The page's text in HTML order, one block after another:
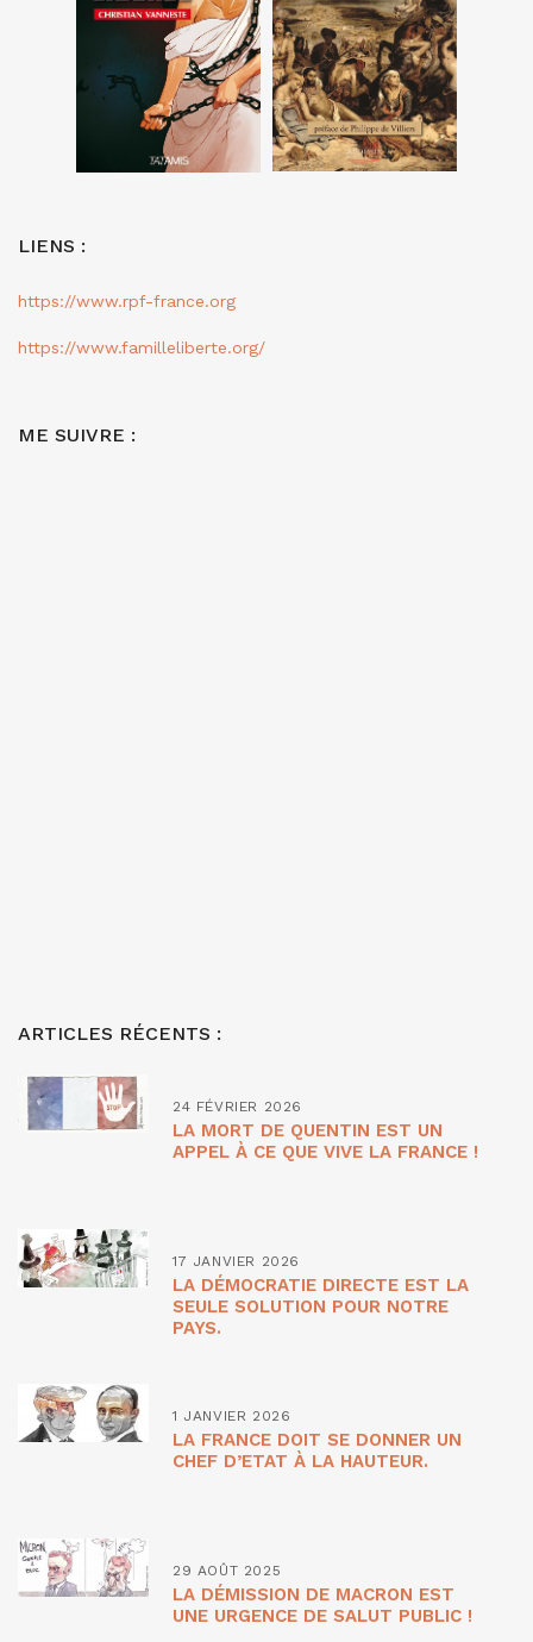
LIENS :
https://www.rpf-france.org
https://www.familleliberte.org/
ME SUIVRE :
ARTICLES RÉCENTS :
24 FÉVRIER 2026
LA MORT DE QUENTIN EST UN
APPEL À CE QUE VIVE LA FRANCE !
17 JANVIER 2026
LA DÉMOCRATIE DIRECTE EST LA
SEULE SOLUTION POUR NOTRE
PAYS.
1 JANVIER 2026
LA FRANCE DOIT SE DONNER UN
CHEF D’ETAT À LA HAUTEUR.
29 AOÛT 2025
LA DÉMISSION DE MACRON EST
UNE URGENCE DE SALUT PUBLIC !